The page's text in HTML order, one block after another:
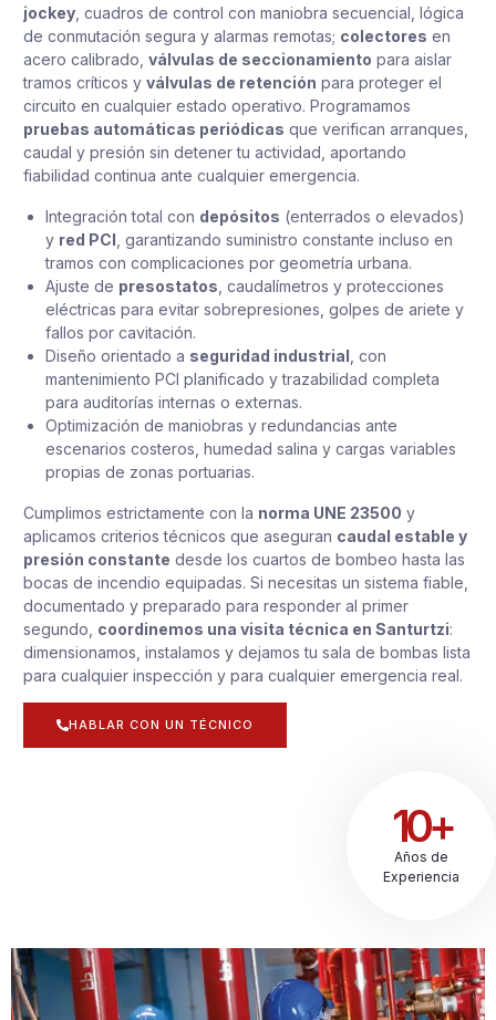
jockey , cuadros de control con maniobra secuencial, lógica
de conmutación segura y alarmas remotas; colectores en
acero calibrado, válvulas de seccionamiento para aislar
tramos críticos y válvulas de retención para proteger el
circuito en cualquier estado operativo. Programamos
pruebas automáticas periódicas que verifican arranques,
caudal y presión sin detener tu actividad, aportando
fiabilidad continua ante cualquier emergencia.
Integración total con depósitos (enterrados o elevados)
y red PCI , garantizando suministro constante incluso en
tramos con complicaciones por geometría urbana.
Ajuste de presostatos , caudalímetros y protecciones
eléctricas para evitar sobrepresiones, golpes de ariete y
fallos por cavitación.
Diseño orientado a seguridad industrial , con
mantenimiento PCI planificado y trazabilidad completa
para auditorías internas o externas.
Optimización de maniobras y redundancias ante
escenarios costeros, humedad salina y cargas variables
propias de zonas portuarias.
Cumplimos estrictamente con la norma UNE 23500 y
aplicamos criterios técnicos que aseguran caudal estable y
presión constante desde los cuartos de bombeo hasta las
bocas de incendio equipadas. Si necesitas un sistema fiable,
documentado y preparado para responder al primer
segundo, coordinemos una visita técnica en Santurtzi:
dimensionamos, instalamos y dejamos tu sala de bombas lista
para cualquier inspección y para cualquier emergencia real.
HABLAR CON UN TÉCNICO
10+
Años de
Experiencia